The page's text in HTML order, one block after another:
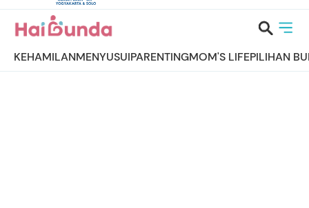
KEHAMILANMENYUSUIPARENTINGMOM'S LIFEPILIHAN